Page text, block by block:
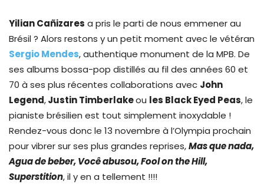
Yilian Cañizares a pris le parti de nous emmener au
Brésil ? Alors restons y un petit moment avec le vétéran
Sergio Mendes, authentique monument de la MPB. De
ses albums bossa-pop distillés au fil des années 60 et
70 à ses plus récentes collaborations avec John
Legend,Justin Timberlakeou les Black Eyed Peas, le
pianiste brésilien est tout simplement inoxydable !
Rendez-vous donc le 13 novembre à l’Olympia prochain
pour vibrer sur ses plus grandes reprises,Mas que nada,
Agua de beber, Você abusou, Fool on the Hill,
Superstition, il y en a tellement !!!!